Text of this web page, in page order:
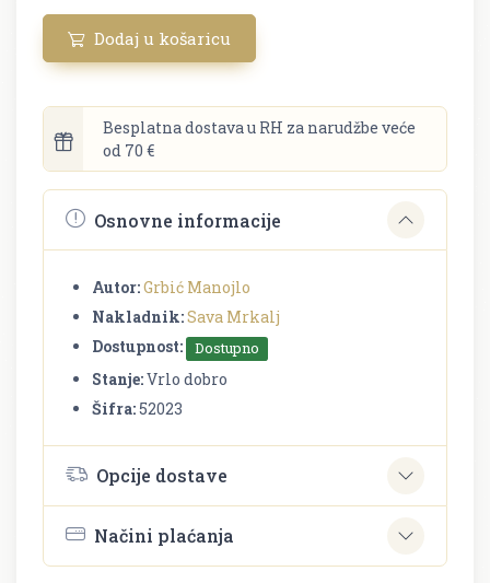
Dodaj u košaricu
Besplatna dostava u RH za narudžbe veće
od 70 €
Osnovne informacije
Autor:Grbić Manojlo
Nakladnik:Sava Mrkalj
Dostupnost:
Dostupno
Stanje:Vrlo dobro
Šifra:52023
Opcije dostave
Načini plaćanja